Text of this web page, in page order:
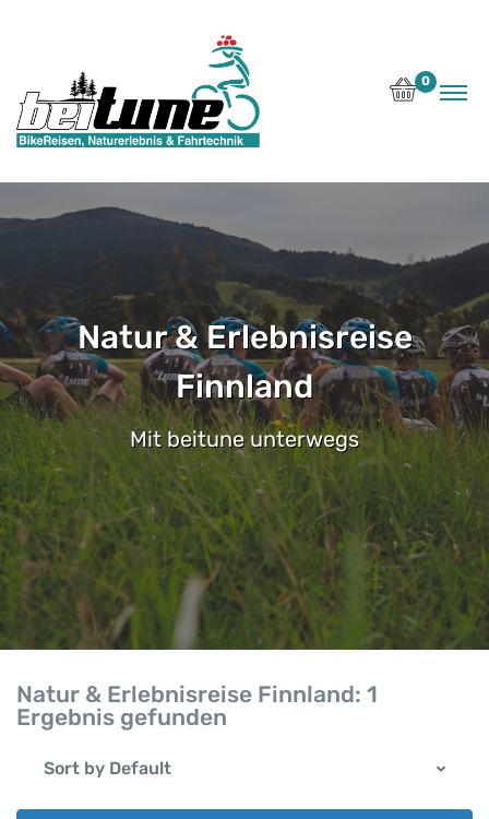
0
Natur & Erlebnisreise
Finnland
Mit beitune unterwegs
Natur & Erlebnisreise Finnland: 1
Ergebnis gefunden
Sort by Default